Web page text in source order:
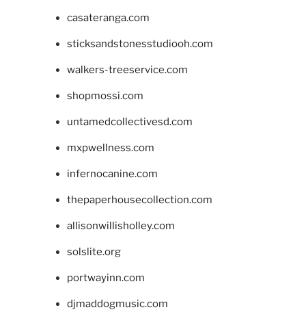
casateranga.com
sticksandstonesstudiooh.com
walkers-treeservice.com
shopmossi.com
untamedcollectivesd.com
mxpwellness.com
infernocanine.com
thepaperhousecollection.com
allisonwillisholley.com
solslite.org
portwayinn.com
djmaddogmusic.com